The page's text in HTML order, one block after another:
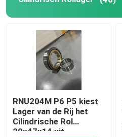
RNU204M P6 P5 kiest
Lager van de Rij het
Cilindrische Rol
20x47x14 uit